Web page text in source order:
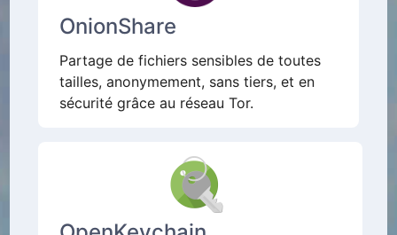
OnionShare
Partage de fichiers sensibles de toutes
tailles, anonymement, sans tiers, et en
sécurité grâce au réseau Tor.